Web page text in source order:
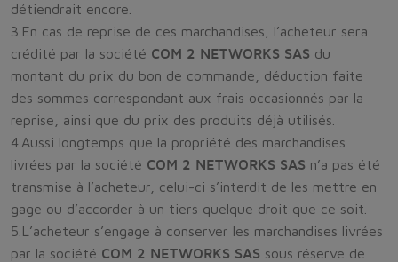
détiendrait encore.
3.En cas de reprise de ces marchandises, l’acheteur sera
crédité par la société COM 2 NETWORKS SAS du
montant du prix du bon de commande, déduction faite
des sommes correspondant aux frais occasionnés par la
reprise, ainsi que du prix des produits déjà utilisés.
4.Aussi longtemps que la propriété des marchandises
livrées par la société COM 2 NETWORKS SAS n’a pas été
transmise à l’acheteur, celui-ci s’interdit de les mettre en
gage ou d’accorder à un tiers quelque droit que ce soit.
5.L’acheteur s’engage à conserver les marchandises livrées
par la société COM 2 NETWORKS SAS sous réserve de